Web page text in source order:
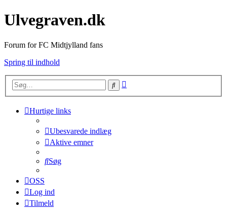
Ulvegraven.dk
Forum for FC Midtjylland fans
Spring til indhold
Søg
Hurtige links
Ubesvarede indlæg
Aktive emner
Søg
OSS
Log ind
Tilmeld